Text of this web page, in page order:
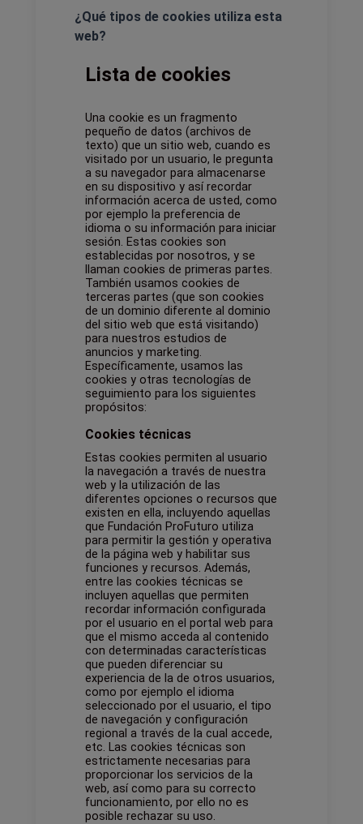
¿Qué tipos de cookies utiliza esta
web?
Lista de cookies
Una cookie es un fragmento
pequeño de datos (archivos de
texto) que un sitio web, cuando es
visitado por un usuario, le pregunta
a su navegador para almacenarse
en su dispositivo y así recordar
información acerca de usted, como
por ejemplo la preferencia de
idioma o su información para iniciar
sesión. Estas cookies son
establecidas por nosotros, y se
llaman cookies de primeras partes.
También usamos cookies de
terceras partes (que son cookies
de un dominio diferente al dominio
del sitio web que está visitando)
para nuestros estudios de
anuncios y marketing.
Específicamente, usamos las
cookies y otras tecnologías de
seguimiento para los siguientes
propósitos:
Cookies técnicas
Estas cookies permiten al usuario
la navegación a través de nuestra
web y la utilización de las
diferentes opciones o recursos que
existen en ella, incluyendo aquellas
que Fundación ProFuturo utiliza
para permitir la gestión y operativa
de la página web y habilitar sus
funciones y recursos. Además,
entre las cookies técnicas se
incluyen aquellas que permiten
recordar información configurada
por el usuario en el portal web para
que el mismo acceda al contenido
con determinadas características
que pueden diferenciar su
experiencia de la de otros usuarios,
como por ejemplo el idioma
seleccionado por el usuario, el tipo
de navegación y configuración
regional a través de la cual accede,
etc. Las cookies técnicas son
estrictamente necesarias para
proporcionar los servicios de la
web, así como para su correcto
funcionamiento, por ello no es
posible rechazar su uso.